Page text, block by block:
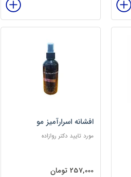
افشانه اسرارآمیز مو
مورد تایید دکتر روازاده
257,000 تومان